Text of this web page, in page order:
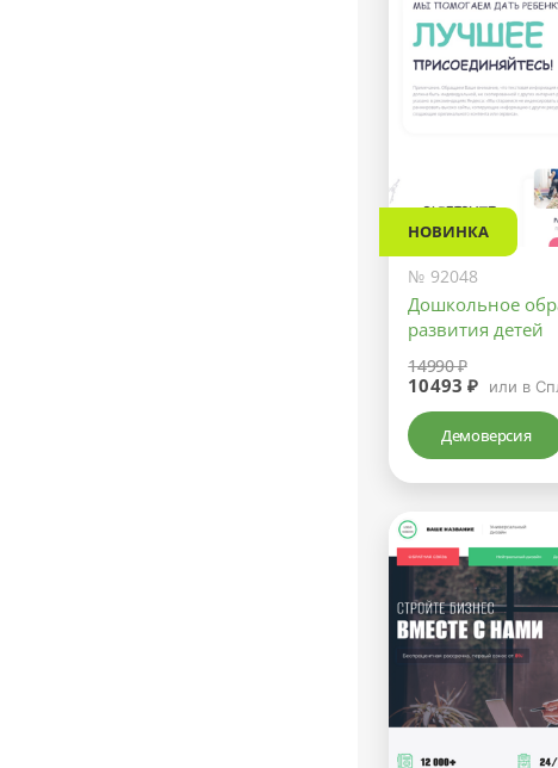
НОВИНКА
№ 92048
Дошкольное
развития детей
14990 ₽
10493 ₽ или в
Демоверсия